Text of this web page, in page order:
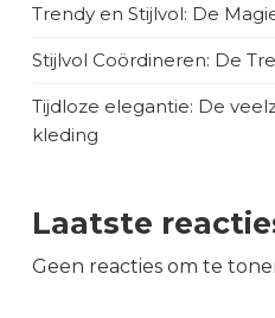
Trendy en Stijlvol: De
Stijlvol Coördineren: De
Tijdloze elegantie: De
kleding
Laatste
Geen reacties om te